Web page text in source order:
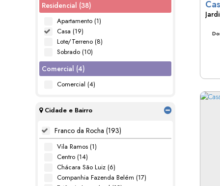
Residencial (38)
Apartamento (1)
Casa (19)
Lote/Terreno (8)
Sobrado (10)
Comercial (4)
Comercial (4)
Cidade e Bairro
Franco da Rocha (193)
Vila Ramos (1)
Centro (14)
Chácara São Luiz (6)
Companhia Fazenda Belém (17)